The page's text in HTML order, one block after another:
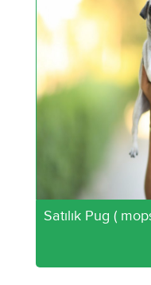
Satılık Pug (